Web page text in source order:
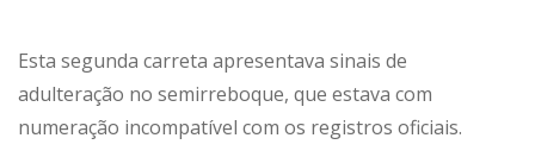
Esta segunda carreta apresentava sinais de
adulteração no semirreboque, que estava com
numeração incompatível com os registros oficiais.